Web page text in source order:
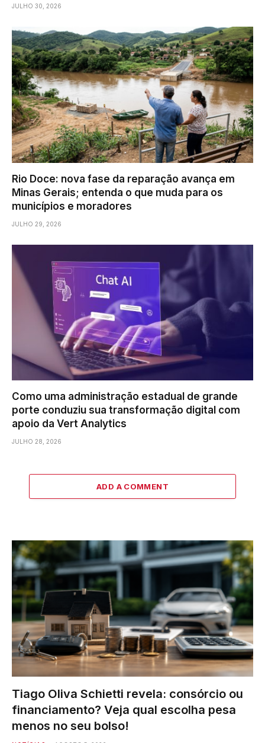
JULHO 30, 2026
Rio Doce: nova fase da reparação avança em
Minas Gerais; entenda o que muda para os
municípios e moradores
JULHO 29, 2026
Como uma administração estadual de grande
porte conduziu sua transformação digital com
apoio da Vert Analytics
JULHO 28, 2026
ADD A COMMENT
Tiago Oliva Schietti revela: consórcio ou
financiamento? Veja qual escolha pesa
menos no seu bolso!